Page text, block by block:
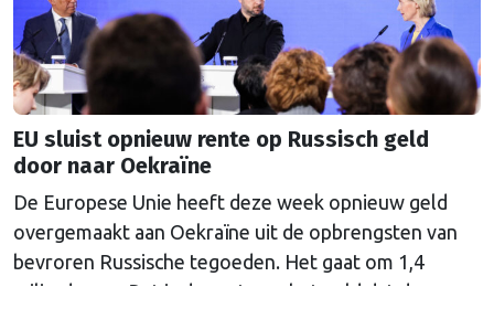
EU sluist opnieuw rente op Russisch geld
door naar Oekraïne
De Europese Unie heeft deze week opnieuw geld
overgemaakt aan Oekraïne uit de opbrengsten van
bevroren Russische tegoeden. Het gaat om 1,4
miljard euro. Dat is de rente op het geld dat de